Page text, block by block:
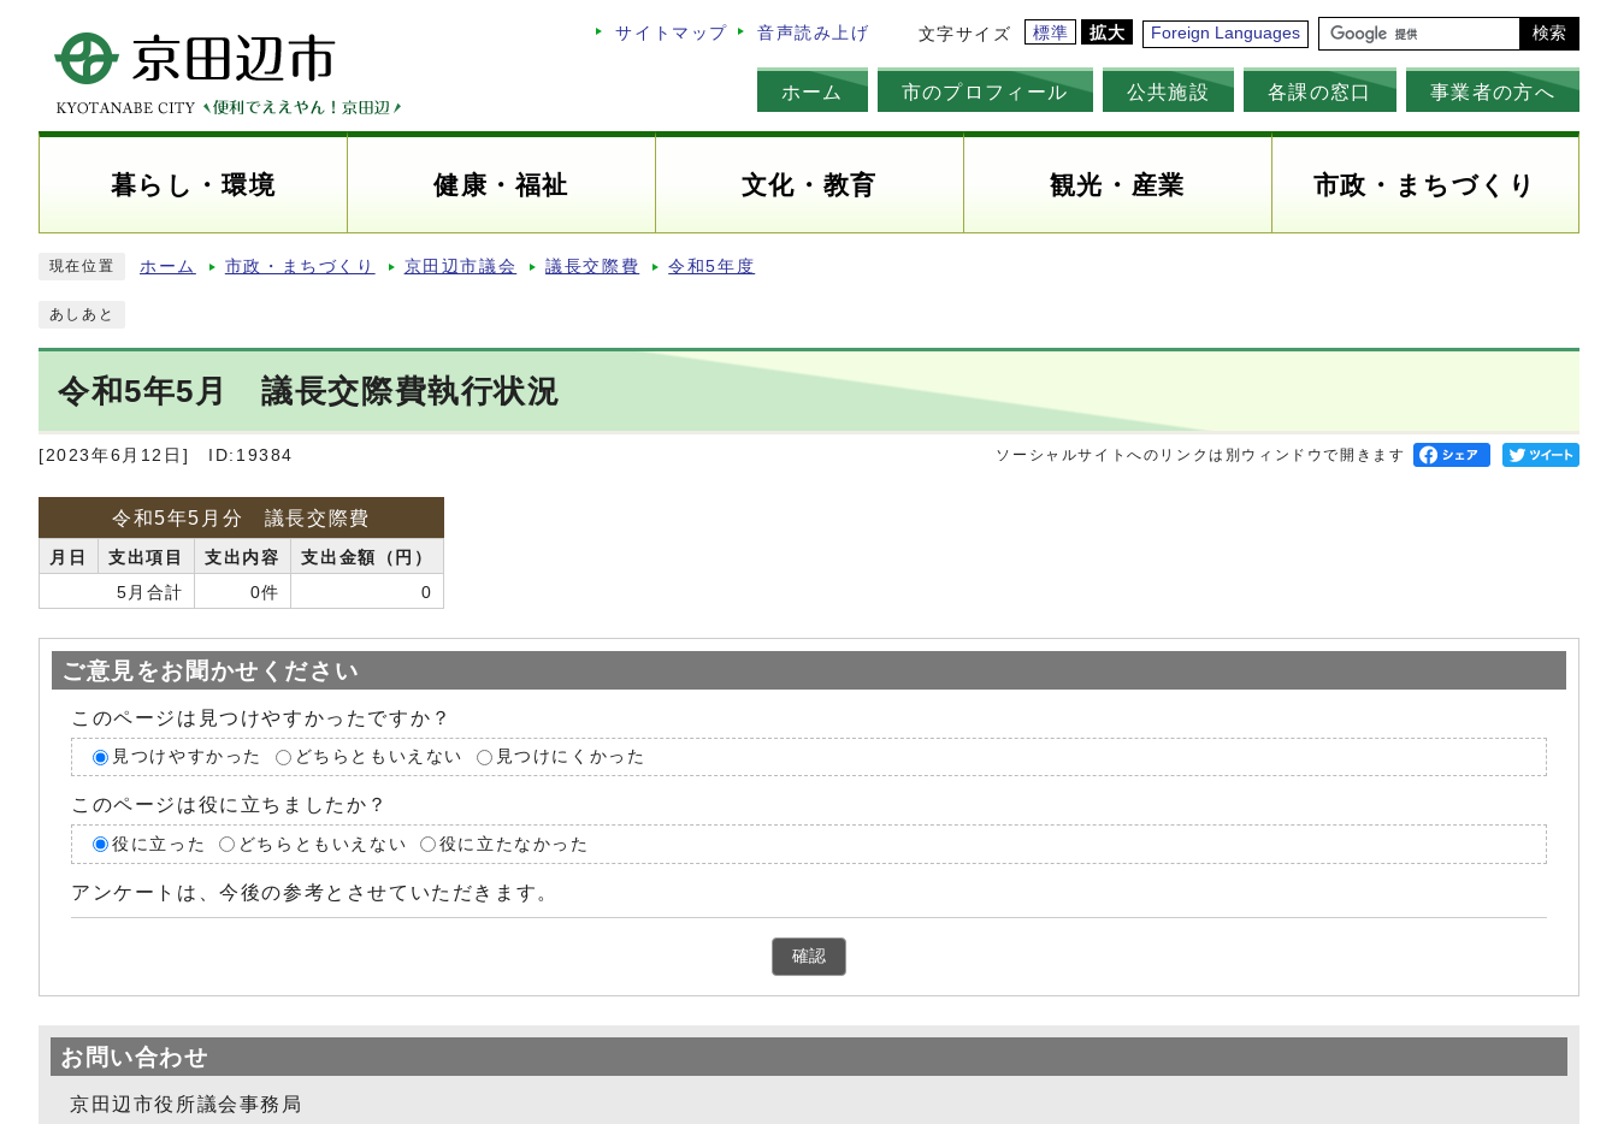
サイトマップ 音声読み上げ 文字サイズ 標準 拡大 Foreign Languages 検索
ホーム 市のプロフィール 公共施設 各課の窓口 事業者の方へ
暮らし・環境 健康・福祉 文化・教育 観光・産業 市政・まちづくり
現在位置 ホーム 市政・まちづくり 京田辺市議会 議長交際費 令和5年度
あしあと
令和5年5月 議長交際費執行状況
[2023年6月12日] ID:19384 ソーシャルサイトへのリンクは別ウィンドウで開きます
令和5年5月分 議長交際費
月日 支出項目 支出内容
支出金額（円）
5月合計
0件 0
ご意見をお聞かせください
このページは見つけやすかったですか？
見つけやすかった どちらともいえない 見つけにくかった
このページは役に立ちましたか？
役に立った どちらともいえない 役に立たなかった
アンケートは、今後の参考とさせていただきます。
確認
お問い合わせ
京田辺市役所議会事務局